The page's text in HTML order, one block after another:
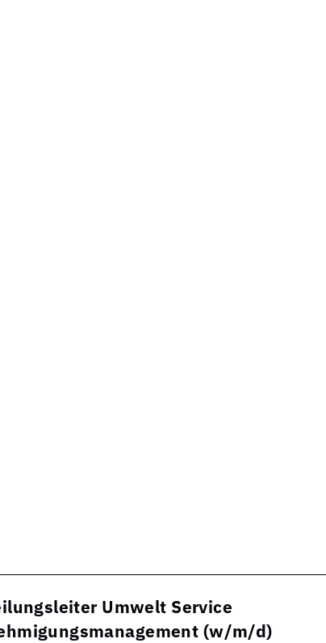
Umwelt Service
(w/m/d)